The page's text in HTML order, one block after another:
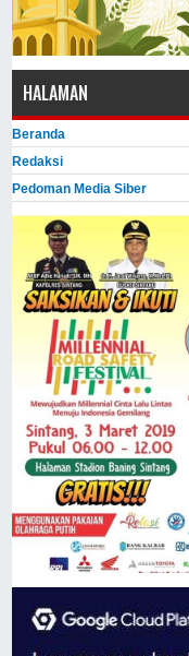
HALAMAN
Beranda
Redaksi
Pedoman Media Siber